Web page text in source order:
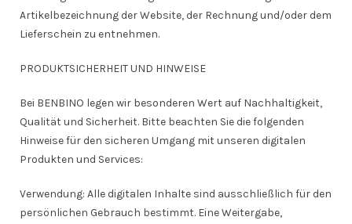
Artikelbezeichnung der Website, der Rechnung und/oder dem
Lieferschein zu entnehmen.
PRODUKTSICHERHEIT UND HINWEISE
Bei BENBINO legen wir besonderen Wert auf Nachhaltigkeit,
Qualität und Sicherheit. Bitte beachten Sie die folgenden
Hinweise für den sicheren Umgang mit unseren digitalen
Produkten und Services:
Verwendung: Alle digitalen Inhalte sind ausschließlich für den
persönlichen Gebrauch bestimmt. Eine Weitergabe,